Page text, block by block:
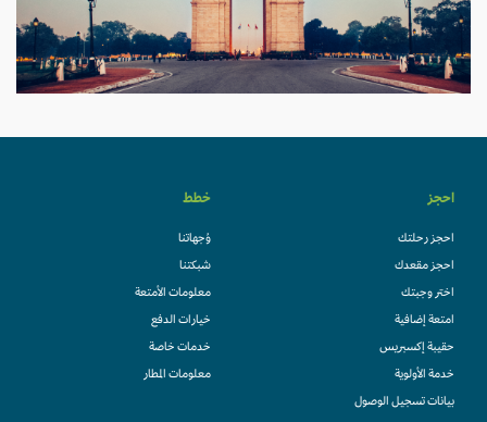
احجز
احجز رحلتك
احجز مقعدك
اختر وجبتك
امتعة إضافية
حقيبة إكسبريس
خدمة الأولوية
بيانات تسجيل الوصول
خطط
وُجهاتنا
شبكتنا
معلومات الأمتعة
خيارات الدفع
خدمات خاصة
معلومات المطار